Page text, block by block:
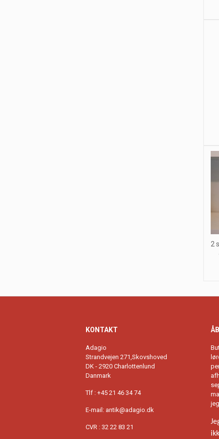
2
KONTAKT
Adagio
Strandvejen 271,Skovshoved
DK - 2920 Charlottenlund
Danmark
Tlf : +45 21 46 34 74
E-mail: antik@adagio.dk
CVR : 32 22 83 21